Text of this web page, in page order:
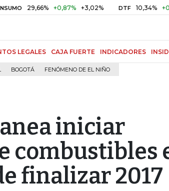
29,66% +0,87% +3,02% DTF 10,34% +0,10%
LEGALES CAJA FUERTE INDICADORES
BOGOTÁ FENÓMENO DE EL NIÑO
iniciar
combustibles
finalizar 2017